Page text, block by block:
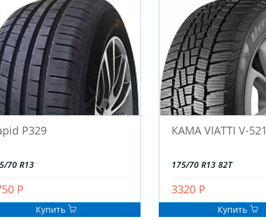
P329
70 R13
Р
Купить
КАМА VIATTI V-521
175/70 R13 82T
3320 Р
Купить